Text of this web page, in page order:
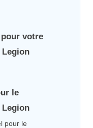
votre
Legion
le
Legion
pour le